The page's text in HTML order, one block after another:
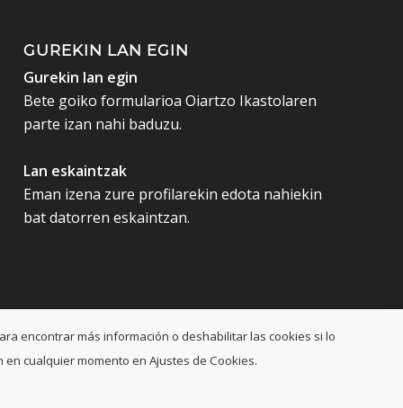
GUREKIN LAN EGIN
Gurekin lan egin
Bete goiko formularioa Oiartzo Ikastolaren
parte izan nahi baduzu.
Lan eskaintzak
Eman izena zure profilarekin edota nahiekin
bat datorren eskaintzan.
encontrar más información o deshabilitar las cookies si lo
cualquier momento en Ajustes de Cookies.